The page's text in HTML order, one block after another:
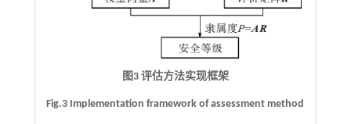
图3 评估方法实现框架
Fig.3 Implementation framework of assessment method